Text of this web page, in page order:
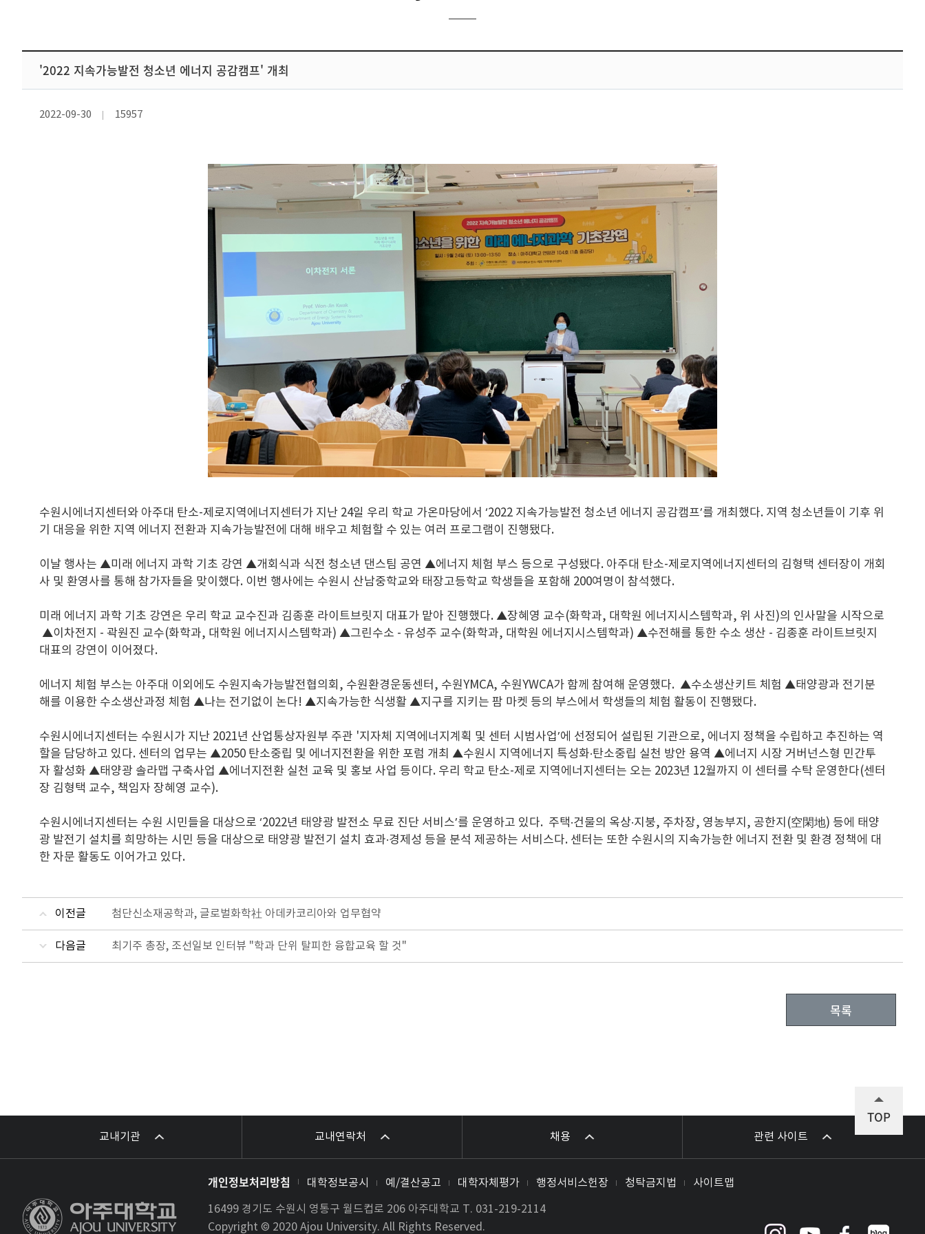
'2022 지속가능발전 청소년 에너지 공감캠프' 개최
2022-09-30 15957
수원시에너지센터와 아주대 탄소-제로지역에너지센터가 지난 24일 우리 학교 가온마당에서 ‘2022 지속가능발전 청소년 에너지 공감캠프’를 개최했다. 지역 청소년들이 기후 위
기 대응을 위한 지역 에너지 전환과 지속가능발전에 대해 배우고 체험할 수 있는 여러 프로그램이 진행됐다.
이날 행사는 ▲미래 에너지 과학 기초 강연 ▲개회식과 식전 청소년 댄스팀 공연 ▲에너지 체험 부스 등으로 구성됐다. 아주대 탄소-제로지역에너지센터의 김형택 센터장이 개회
사 및 환영사를 통해 참가자들을 맞이했다. 이번 행사에는 수원시 산남중학교와 태장고등학교 학생들을 포함해 200여명이 참석했다.
미래 에너지 과학 기초 강연은 우리 학교 교수진과 김종훈 라이트브릿지 대표가 맡아 진행했다. ▲장혜영 교수(화학과, 대학원 에너지시스템학과, 위 사진)의 인사말을 시작으로
▲이차전지 - 곽원진 교수(화학과, 대학원 에너지시스템학과) ▲그린수소 - 유성주 교수(화학과, 대학원 에너지시스템학과) ▲수전해를 통한 수소 생산 - 김종훈 라이트브릿지
대표의 강연이 이어졌다.
에너지 체험 부스는 아주대 이외에도 수원지속가능발전협의회, 수원환경운동센터, 수원YMCA, 수원YWCA가 함께 참여해 운영했다. ▲수소생산키트 체험 ▲태양광과 전기분
해를 이용한 수소생산과정 체험 ▲나는 전기없이 논다! ▲지속가능한 식생활 ▲지구를 지키는 팜 마켓 등의 부스에서 학생들의 체험 활동이 진행됐다.
수원시에너지센터는 수원시가 지난 2021년 산업통상자원부 주관 '지자체 지역에너지계획 및 센터 시범사업’에 선정되어 설립된 기관으로, 에너지 정책을 수립하고 추진하는 역
할을 담당하고 있다. 센터의 업무는 ▲2050 탄소중립 및 에너지전환을 위한 포럼 개최 ▲수원시 지역에너지 특성화·탄소중립 실천 방안 용역 ▲에너지 시장 거버넌스형 민간투
자 활성화 ▲태양광 솔라맵 구축사업 ▲에너지전환 실천 교육 및 홍보 사업 등이다. 우리 학교 탄소-제로 지역에너지센터는 오는 2023년 12월까지 이 센터를 수탁 운영한다(센터
장 김형택 교수, 책임자 장혜영 교수).
수원시에너지센터는 수원 시민들을 대상으로 ‘2022년 태양광 발전소 무료 진단 서비스’를 운영하고 있다. 주택·건물의 옥상·지붕, 주차장, 영농부지, 공한지(空閑地) 등에 태양
광 발전기 설치를 희망하는 시민 등을 대상으로 태양광 발전기 설치 효과·경제성 등을 분석 제공하는 서비스다. 센터는 또한 수원시의 지속가능한 에너지 전환 및 환경 정책에 대
한 자문 활동도 이어가고 있다.
이전글 첨단신소재공학과, 글로벌화학社 아데카코리아와 업무협약
다음글 최기주 총장, 조선일보 인터뷰 "학과 단위 탈피한 융합교육 할 것"
목록
교내기관 교내연락처 채용 관련 사이트
개인정보처리방침 대학정보공시 예/결산공고 대학자체평가 행정서비스헌장 청탁금지법 사이트맵
16499 경기도 수원시 영통구 월드컵로 206 아주대학교 T. 031-219-2114
Copyright © 2020 Ajou University. All Rights Reserved.
TOP